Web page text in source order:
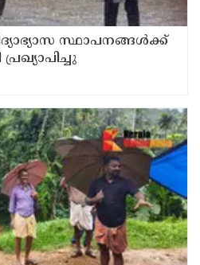
സ്ഥാപനങ്ങള്‍ക്ക്